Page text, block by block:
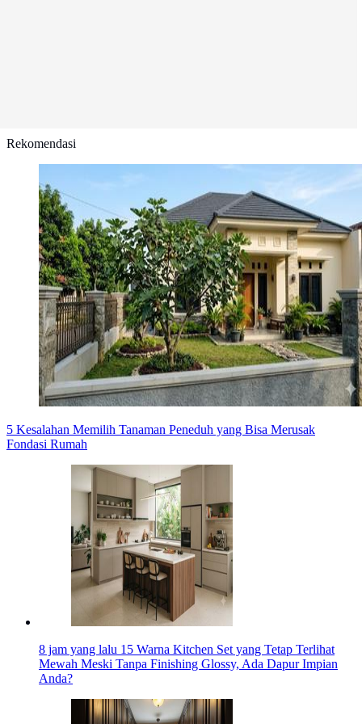
Rekomendasi
5 Kesalahan Memilih Tanaman Peneduh yang Bisa Merusak
Fondasi Rumah
8 jam yang lalu 15 Warna Kitchen Set yang Tetap Terlihat
Mewah Meski Tanpa Finishing Glossy, Ada Dapur Impian
Anda?